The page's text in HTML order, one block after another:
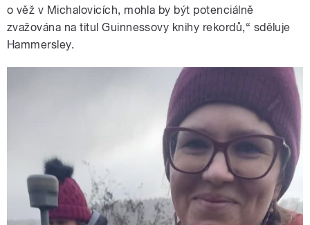
o věž v Michalovicích, mohla by být potenciálně
zvažována na titul Guinnessovy knihy rekordů,“ sděluje
Hammersley.